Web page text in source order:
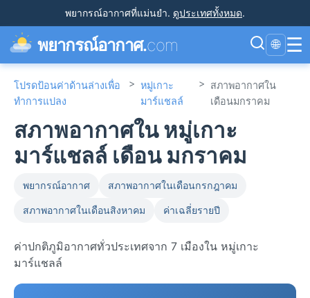
พยากรณ์อากาศที่แม่นยำ. ดูประเทศทั้งหมด.
พยากรณ์อากาศ.com 🌐 ☰
โปรดป้อนค่าด้านล่างเพื่อ
ทำการแปลง
> หมู่เกาะ
มาร์แชลล์
> สภาพอากาศใน
เดือนมกราคม
สภาพอากาศใน หมู่เกาะ
มาร์แชลล์ เดือน มกราคม
พยากรณ์อากาศ สภาพอากาศในเดือนกรกฎาคม
สภาพอากาศในเดือนสิงหาคม ค่าเฉลี่ยรายปี
ค่าปกติภูมิอากาศทั่วประเทศจาก 7 เมืองใน หมู่เกาะ
มาร์แชลล์